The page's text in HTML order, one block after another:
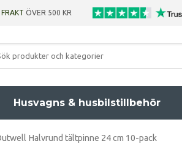
FRAKT ÖVER 500 KR
Husvagns & husbilstillbehör
Halvrund tältpinne 24 cm 10-pack